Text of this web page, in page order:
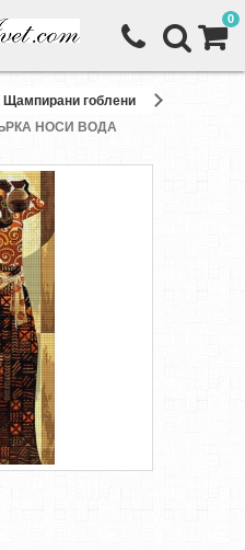
0
Щампирани гоблени
НОСИ ВОДА